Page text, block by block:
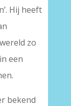
Hij heeft
zo
een
bekend